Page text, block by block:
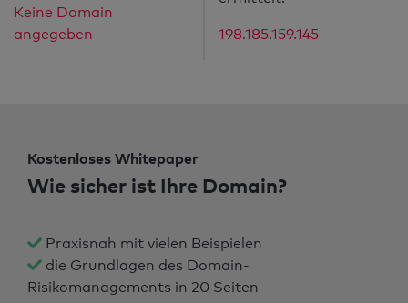
Keine Domain
angegeben
198.185.159.145
Kostenloses Whitepaper
Wie sicher ist Ihre Domain?
Praxisnah mit vielen Beispielen
die Grundlagen des Domain-
Risikomanagements in 20 Seiten